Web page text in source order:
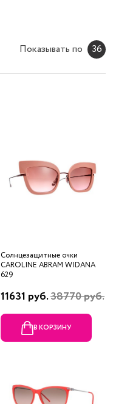
Показывать по 36
Солнцезащитные очки
CAROLINE ABRAM WIDANA
629
11631 руб.38770 руб.
В КОРЗИНУ